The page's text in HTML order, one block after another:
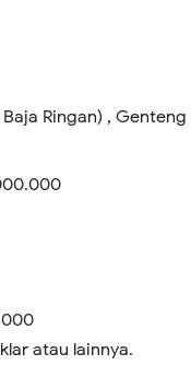
Ringan) , Genteng
atau lainnya.